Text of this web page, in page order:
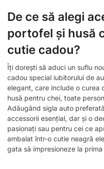
De ce să alegi
portofel și husă
cutie cadou?
Îți dorești să aduci un suflu
cadou special iubitorului de
elegant, care include o curea
husă pentru chei, toate
Adăugând sigla auto
accessorii esențial, dar și o
pasionați sau pentru cei ce
ambalat într-o cutie neagră
gata să impresioneze la